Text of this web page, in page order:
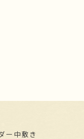
ー中敷き